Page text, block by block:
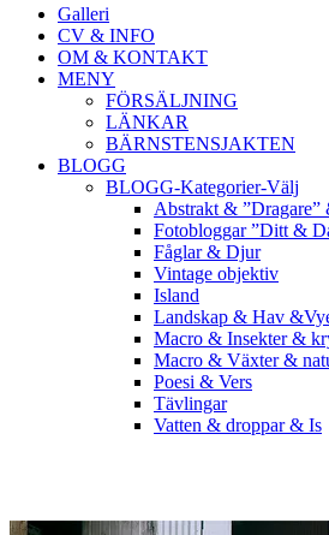
Galleri
CV & INFO
OM & KONTAKT
MENY
FÖRSÄLJNING
LÄNKAR
BÄRNSTENSJAKTEN
BLOGG
BLOGG-Kategorier-Välj
Abstrakt & ”Dragare”
Fotobloggar ”Ditt &
Fåglar & Djur
Vintage objektiv
Island
Landskap & Hav
Macro & Insekter &
Macro & Växter &
Poesi & Vers
Tävlingar
Vatten & droppar & Is